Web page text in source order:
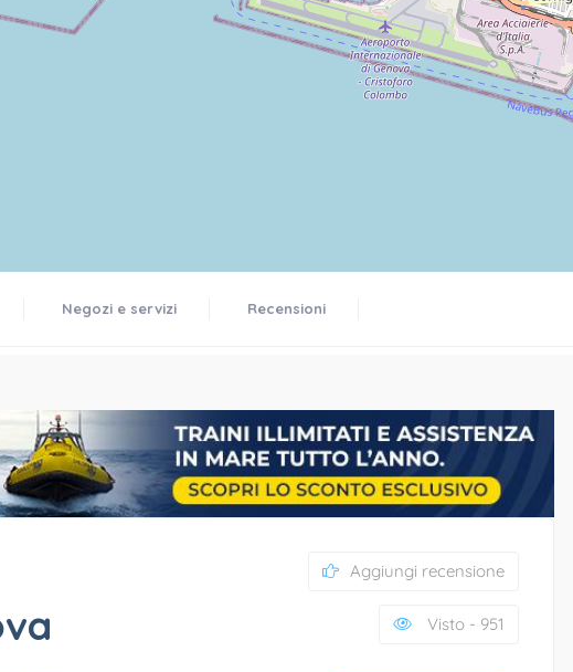
Negozi e servizi Recensioni
Aggiungi recensione
Visto - 951